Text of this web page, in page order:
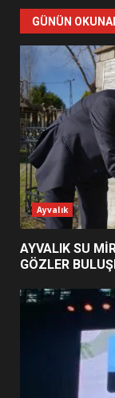
7
1
2
GÜNÜN
Ayvalık
AYVALIK SU
GÖZLER